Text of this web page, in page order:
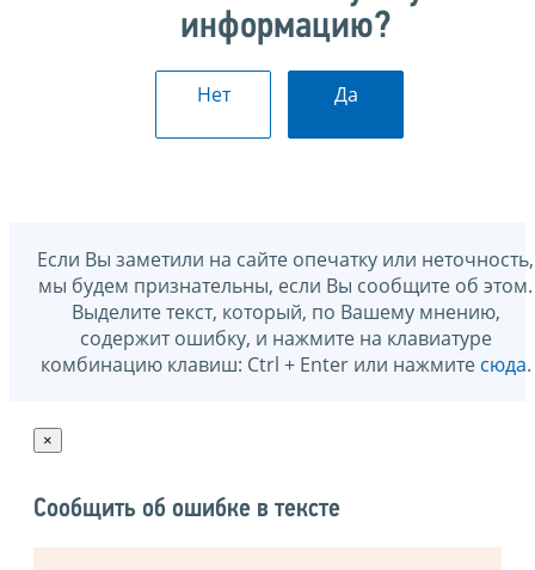
информацию?
Нет Да
Если Вы заметили на сайте опечатку или неточность,
мы будем признательны, если Вы сообщите об этом.
Выделите текст, который, по Вашему мнению,
содержит ошибку, и нажмите на клавиатуре
комбинацию клавиш: Ctrl + Enter или нажмите сюда.
×
Сообщить об ошибке в тексте